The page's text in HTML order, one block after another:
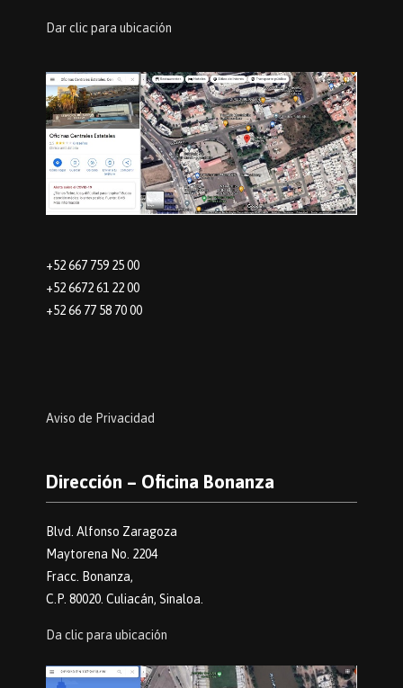
Dar clic para ubicación
+52 667 759 25 00
+52 6672 61 22 00
+52 66 77 58 70 00
Aviso de Privacidad
Dirección – Oficina Bonanza
Blvd. Alfonso Zaragoza
Maytorena No. 2204
Fracc. Bonanza,
C.P. 80020. Culiacán, Sinaloa.
Da clic para ubicación